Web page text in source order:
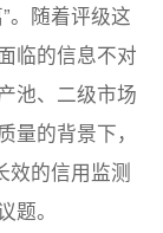
。随着评级这
临的信息不对
池、二级市场
的背景下，
效的信用监测
。